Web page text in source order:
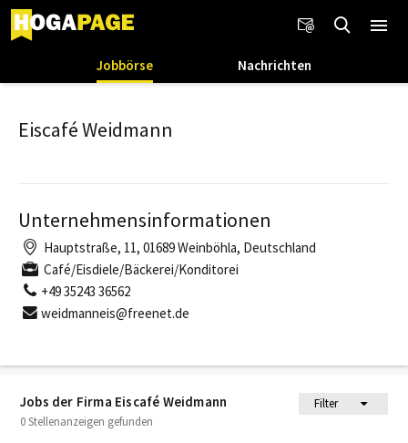
Jobbörse Nachrichten
Jobs der Firma Eiscafé Weidmann
Filter
0 Stellenanzeigen gefunden
Eiscafé Weidmann
Unternehmensinformationen
Hauptstraße, 11, 01689 Weinböhla, Deutschland
Café/Eisdiele/Bäckerei/Konditorei
+49 35243 36562
weidmanneis@freenet.de